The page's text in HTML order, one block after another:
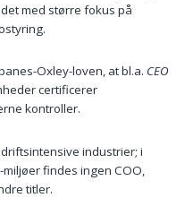
med større fokus på
Oxley-loven, at bl.a. CEO
certificerer
kontroller.
industrier; i
findes ingen COO,
titler.